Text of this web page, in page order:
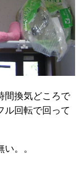
換気どころで
回転で回って
。。